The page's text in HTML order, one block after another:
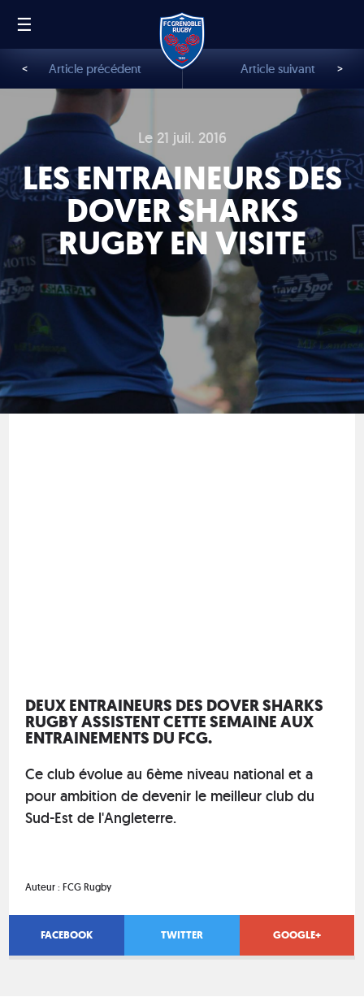
☰
Le 21 juil. 2016
LES ENTRAINEURS DES
DOVER SHARKS
RUGBY EN VISITE
< Article précédent Article suivant >
DEUX ENTRAINEURS DES DOVER SHARKS
RUGBY ASSISTENT CETTE SEMAINE AUX
ENTRAINEMENTS DU FCG.
Ce club évolue au 6ème niveau national et a
pour ambition de devenir le meilleur club du
Sud-Est de l'Angleterre.
Auteur :FCG Rugby
FACEBOOK TWITTER GOOGLE+